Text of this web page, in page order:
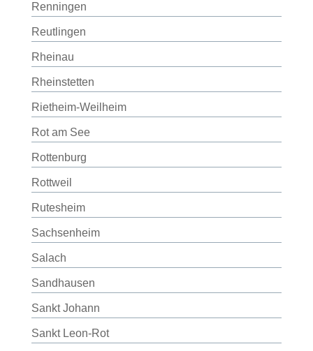
Renningen
Reutlingen
Rheinau
Rheinstetten
Rietheim-Weilheim
Rot am See
Rottenburg
Rottweil
Rutesheim
Sachsenheim
Salach
Sandhausen
Sankt Johann
Sankt Leon-Rot